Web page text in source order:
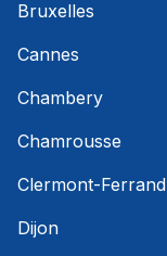
Bruxelles
Cannes
Chambery
Chamrousse
Clermont-Ferrand
Dijon